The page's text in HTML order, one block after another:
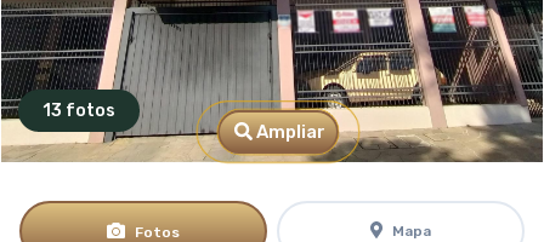
13 fotos
Ampliar
Fotos Mapa